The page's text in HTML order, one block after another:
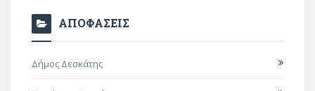
ΑΠΟΦΑΣΕΙΣ
Δήμος Δεσκάτης